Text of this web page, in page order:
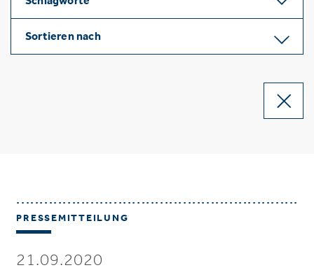
Sortieren nach
PRESSEMITTEILUNG
21.09.2020